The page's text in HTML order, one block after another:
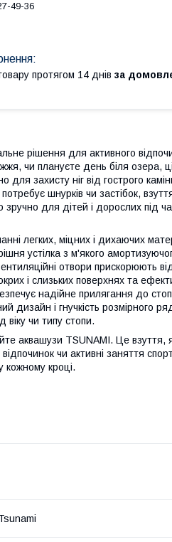
49-36
протягом 14 днів за
рішення для активного
чи плануєте день біля озера,
захисту ніг від гострого
шнурків чи застібок,
для дітей і дорослих під
легких, міцних і дихаючих
устілка з м'якого
отвори прискорюють
і слизьких поверхнях та
надійне прилягання до
дизайн і гнучкість розмірного
чи типу стопи.
аквашузи TSUNAMI. Це взуття,
чи активні заняття
кожному кроці.